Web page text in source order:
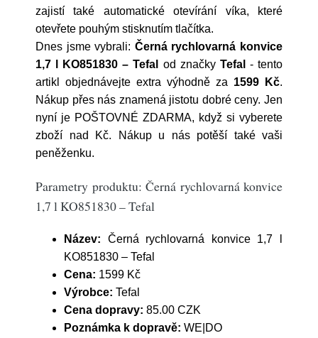
zajistí také automatické otevírání víka, které
otevřete pouhým stisknutím tlačítka.
Dnes jsme vybrali: Černá rychlovarná konvice
1,7 l KO851830 – Tefal
od značky Tefal - tento
artikl objednávejte extra výhodně za 1599 Kč.
Nákup přes nás znamená jistotu dobré ceny. Jen
nyní je POŠTOVNÉ ZDARMA, když si vyberete
zboží nad Kč. Nákup u nás potěší také vaši
peněženku.
Parametry produktu: Černá rychlovarná konvice
1,7 l KO851830 – Tefal
Název: Černá rychlovarná konvice 1,7 l
KO851830 – Tefal
Cena: 1599 Kč
Výrobce: Tefal
Cena dopravy: 85.00 CZK
Poznámka k dopravě: WE|DO